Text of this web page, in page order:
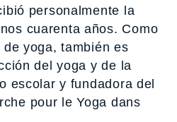
personalmente la
cuarenta años. Como
yoga, también es
del yoga y de la
escolar y fundadora del
pour le Yoga dans